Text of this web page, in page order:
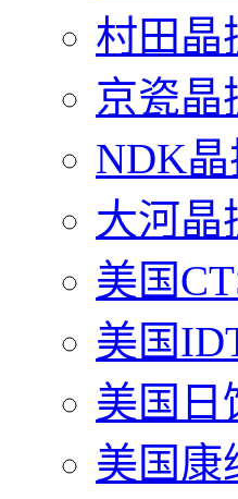
村田晶
京瓷晶
NDK晶
大河晶
美国
美国
美国日
美国康